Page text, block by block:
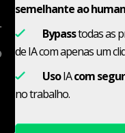
semelhante ao
Bypasstodas as
de IA com apenas um
UsoIAcom
no trabalho.